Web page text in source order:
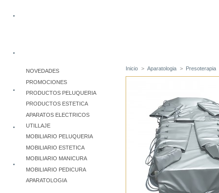
NOVEDADES
PROMOCIONES
PRODUCTOS PELUQUERIA
PRODUCTOS ESTETICA
APARATOS ELECTRICOS
UTILLAJE
MOBILIARIO PELUQUERIA
MOBILIARIO ESTETICA
MOBILIARIO MANICURA
MOBILIARIO PEDICURA
APARATOLOGIA
Inicio > Aparatologia > Presoterapia